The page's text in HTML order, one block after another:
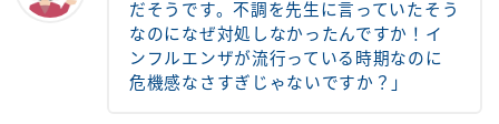
だそうです。不調を先生に言っていたそう
なのになぜ対処しなかったんですか！イ
ンフルエンザが流行っている時期なのに
危機感なさすぎじゃないですか？」